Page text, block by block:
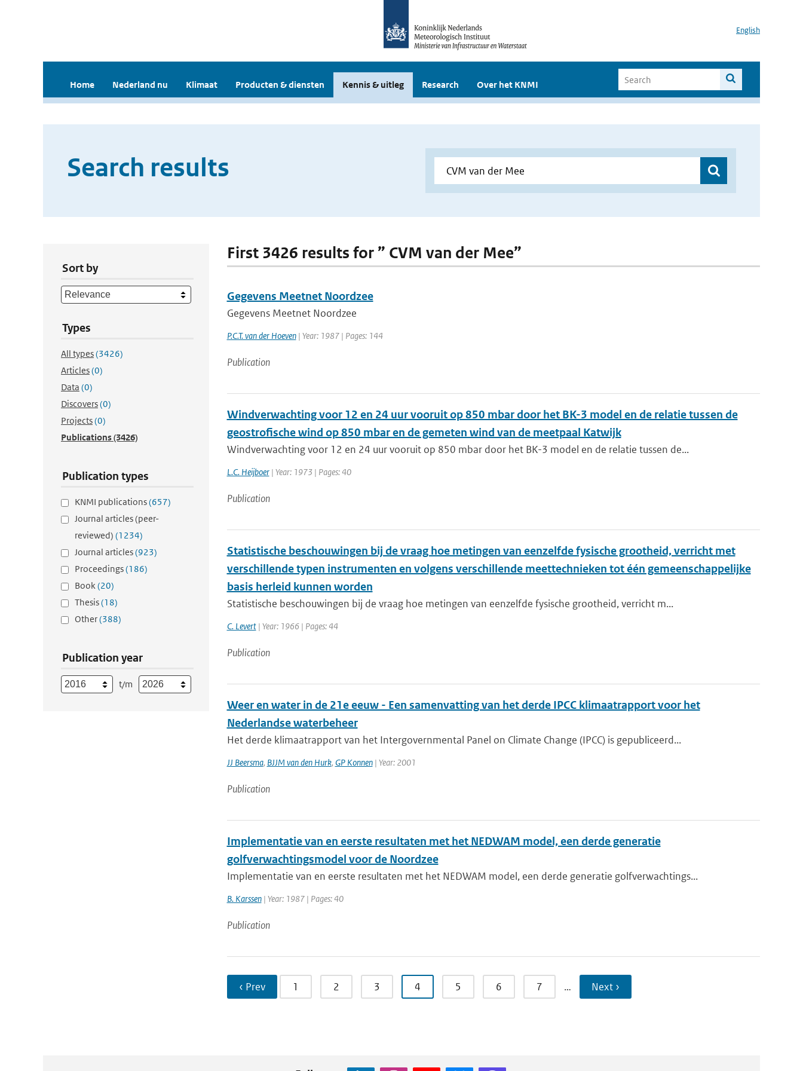
English
Home Nederland nu Klimaat Producten & diensten Kennis & uitleg Research Over het KNMI
Search results
Sort by
Types
All types(3426)
Articles(0)
Data (0)
Discovers(0)
Projects(0)
Publications(3426)
Publication types
KNMI publications(657)
Journal articles (peer-
reviewed) (1234)
Journal articles(923)
Proceedings(186)
Book(20)
Thesis(18)
Other(388)
Publication year
t/m
First 3426 results for ” CVM van der Mee”
Gegevens Meetnet Noordzee
Gegevens Meetnet Noordzee
P.C.T. van der Hoeven| Year: 1987 | Pages: 144
Publication
Windverwachting voor 12 en 24 uur vooruit op 850 mbar door het BK-3 model en de relatie tussen de
geostrofische wind op 850 mbar en de gemeten wind van de meetpaal Katwijk
Windverwachting voor 12 en 24 uur vooruit op 850 mbar door het BK-3 model en de relatie tussen de...
L.C. Heijboer| Year: 1973 | Pages: 40
Publication
Statistische beschouwingen bij de vraag hoe metingen van eenzelfde fysische grootheid, verricht met
verschillende typen instrumenten en volgens verschillende meettechnieken tot één gemeenschappelijke
basis herleid kunnen worden
Statistische beschouwingen bij de vraag hoe metingen van eenzelfde fysische grootheid, verricht m...
C. Levert| Year: 1966 | Pages: 44
Publication
Weer en water in de 21e eeuw - Een samenvatting van het derde IPCC klimaatrapport voor het
Nederlandse waterbeheer
Het derde klimaatrapport van het Intergovernmental Panel on Climate Change (IPCC) is gepubliceerd...
JJ Beersma, BJJM van den Hurk, GP Konnen| Year: 2001
Publication
Implementatie van en eerste resultaten met het NEDWAM model, een derde generatie
golfverwachtingsmodel voor de Noordzee
Implementatie van en eerste resultaten met het NEDWAM model, een derde generatie golfverwachtings...
B. Karssen| Year: 1987 | Pages: 40
Publication
‹ Prev 1 2 3 4 5 6 7 … Next ›